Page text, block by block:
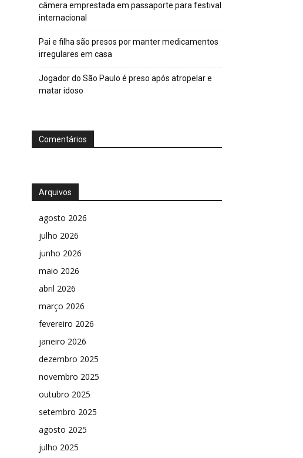
câmera emprestada em passaporte para festival
internacional
Pai e filha são presos por manter medicamentos
irregulares em casa
Jogador do São Paulo é preso após atropelar e
matar idoso
Comentários
Arquivos
agosto 2026
julho 2026
junho 2026
maio 2026
abril 2026
março 2026
fevereiro 2026
janeiro 2026
dezembro 2025
novembro 2025
outubro 2025
setembro 2025
agosto 2025
julho 2025